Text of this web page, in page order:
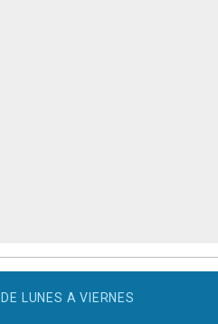
DE LUNES A VIERNES